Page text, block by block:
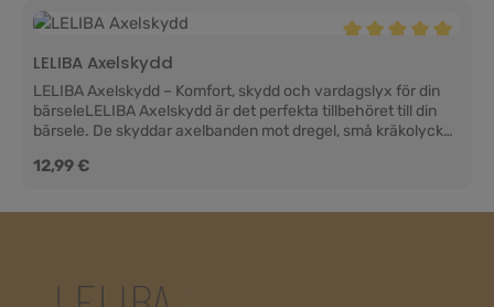
LELIBA Axelskydd
LELIBA Axelskydd – Komfort, skydd och vardagslyx för din
bärseleLELIBA Axelskydd är det perfekta tillbehöret till din
bärsele. De skyddar axelbanden mot dregel, små kräkolyckor
ditt barn. Mjuka mot känslig babyhud, praktiska i vardagen
redo för alla era små och stora äventyr tillsammans.Praktiskt
tuggar eller dreglar och skyddar effektivt bärselens axelband
Ordinarie pris:
12,99 €